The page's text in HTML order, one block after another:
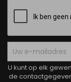
U kunt op elk
de